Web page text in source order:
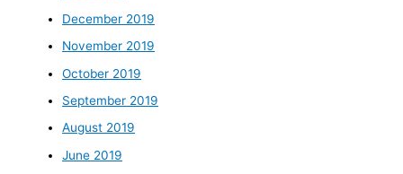
December 2019
November 2019
October 2019
September 2019
August 2019
June 2019